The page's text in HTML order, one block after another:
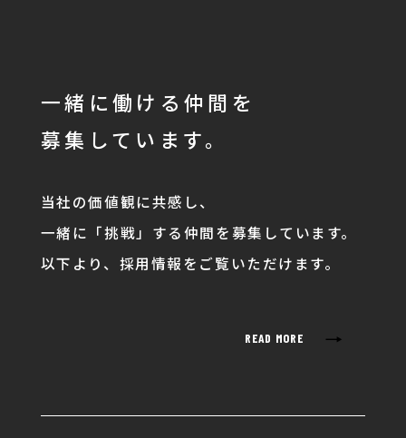
一緒に働ける仲間を
募集しています。
当社の価値観に共感し、
一緒に「挑戦」する仲間を募集しています。
以下より、採用情報をご覧いただけます。
READ MORE →